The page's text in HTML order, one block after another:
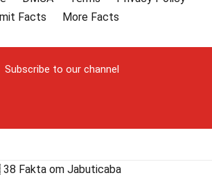
Facts
More Facts
Subscribe to our channel
Fakta om Jabuticaba